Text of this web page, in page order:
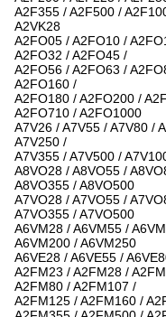
A2F355 / A2F500 /
A2VK28
A2FO05 / A2FO10 /
A2FO32 / A2FO45 /
A2FO56 / A2FO63 /
A2FO160 /
A2FO180 / A2FO200 /
A2FO710 / A2FO1000
A7V26 / A7V55 / A7V80 /
A7V250 /
A7V355 / A7V500 /
A8VO28 / A8VO55 /
A8VO355 / A8VO500
A7VO28 / A7VO55 /
A7VO355 / A7VO500
A6VM28 / A6VM55 /
A6VM200 / A6VM250
A6VE28 / A6VE55 /
A2FM23 / A2FM28 /
A2FM80 / A2FM107 /
A2FM125 / A2FM160 /